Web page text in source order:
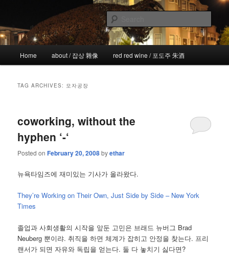
primary
content
secondary
content!wicked
the more I see the less I know
Home about / 잡상 雜像 red red wine / 포도주 朱酒
TAG ARCHIVES: 모자공장
coworking, without the
hyphen ‘-‘
Posted onFebruary 20, 2008byethar
뉴욕타임즈에 재미있는 기사가 올라왔다.
They’re Working on Their Own, Just Side by Side – New York
Times
졸업과 사회생활의 시작을 앞둔 고민은 브래드 뉴버그 Brad
Neuberg 뿐이랴. 취직을 하면 체계가 잡히고 안정을 찾는다. 프리
랜서가 되면 자유와 독립을 얻는다. 둘 다 놓치기 싫다면?